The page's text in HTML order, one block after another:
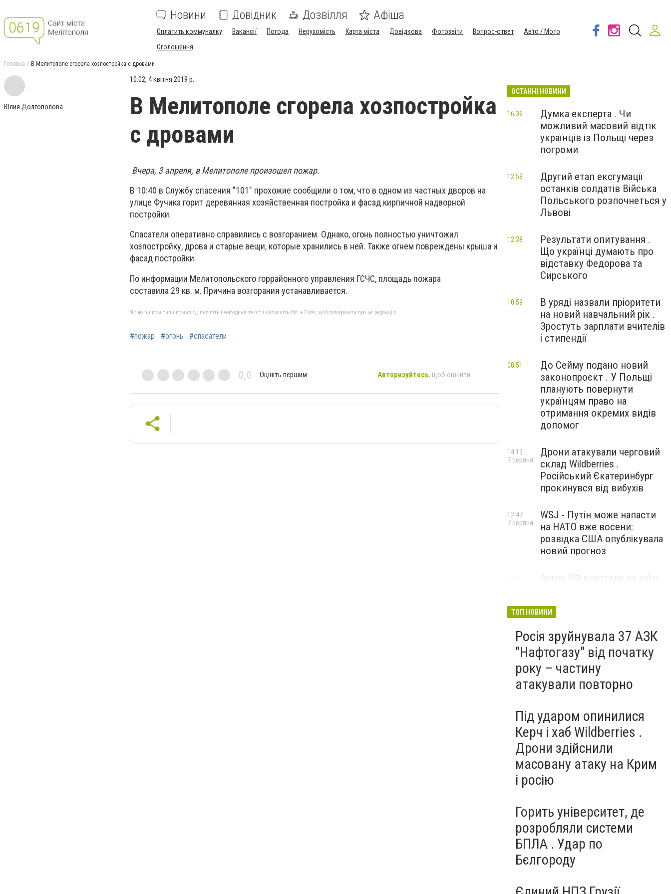
Новини Довідник Дозвілля Афіша
Оплатить коммуналку Вакансії Погода Нерухомість Карта міста Довідкова Фотозвіти Вопрос-ответ
Авто / Мото
Оголошення
Головна В Мелитополе сгорела хозпостройка с дровами
Юлия Долгополова
10:02, 4 квітня 2019 р.
В Мелитополе сгорела хозпостройка
с дровами
Вчера, 3 апреля, в Мелитополе произошел пожар.
В 10:40 в Службу спасения "101" прохожие сообщили о том, что в одном из частных дворов на
улице Фучика горит деревянная хозяйственная постройка и фасад кирпичной надворной
постройки.
Спасатели оперативно справились с возгоранием. Однако, огонь полностью уничтожил
хозпостройку, дрова и старые вещи, которые хранились в ней. Также огнем повреждены крыша и
фасад постройки.
По информации Мелитопольского горрайонного управления ГСЧС, площадь пожара
составила 29 кв. м. Причина возгорания устанавливается.
Якщо ви помітили помилку, виділіть необхідний текст і натисніть Ctrl + Enter, щоб повідомити про це редакцію
#пожар #огонь #спасатели
0,0 Оцініть першим Авторизуйтесь, щоб оцінити
ОСТАННІ НОВИНИ
Думка експерта . Чи
можливий масовий відтік
українців із Польщі через
погроми
16:36
Другий етап ексгумації
останків солдатів Війська
Польського розпочнеться у
Львові
12:53
Результати опитування .
Що українці думають про
відставку Федорова та
Сирського
12:38
В уряді назвали пріоритети
на новий навчальний рік .
Зростуть зарплати вчителів
і стипендії
10:59
До Сейму подано новий
законопроєкт . У Польщі
планують повернути
українцям право на
отримання окремих видів
допомог
08:51
Дрони атакували черговий
склад Wildberries .
Російський Єкатеринбург
прокинувся від вибухів
14:13
7 серпня
WSJ - Путін може напасти
на НАТО вже восени:
розвідка США опублікувала
новий прогноз
12:47
7 серпня
Армія РФ втратила на війні
ППО
ТОП НОВИНИ
Росія зруйнувала 37 АЗК
"Нафтогазу" від початку
року – частину
атакували повторно
Під ударом опинилися
Керч і хаб Wildberries .
Дрони здійснили
масовану атаку на Крим
і росію
Горить університет, де
розробляли системи
БПЛА . Удар по
Бєлгороду